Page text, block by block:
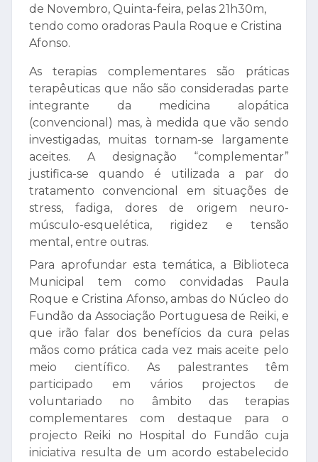
de Novembro, Quinta-feira, pelas 21h30m,
tendo como oradoras Paula Roque e Cristina
Afonso.
As terapias complementares são práticas
terapêuticas que não são consideradas parte
integrante da medicina alopática
(convencional) mas, à medida que vão sendo
investigadas, muitas tornam-se largamente
aceites. A designação “complementar”
justifica-se quando é utilizada a par do
tratamento convencional em situações de
stress, fadiga, dores de origem neuro-
músculo-esquelética, rigidez e tensão
mental, entre outras.
Para aprofundar esta temática, a Biblioteca
Municipal tem como convidadas Paula
Roque e Cristina Afonso, ambas do Núcleo do
Fundão da Associação Portuguesa de Reiki, e
que irão falar dos benefícios da cura pelas
mãos como prática cada vez mais aceite pelo
meio científico. As palestrantes têm
participado em vários projectos de
voluntariado no âmbito das terapias
complementares com destaque para o
projecto Reiki no Hospital do Fundão cuja
iniciativa resulta de um acordo estabelecido